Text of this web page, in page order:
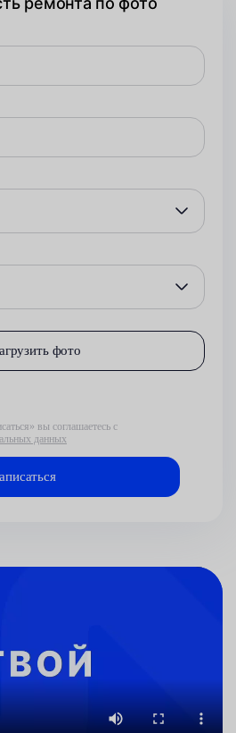
фото
вы соглашаетесь с
данных